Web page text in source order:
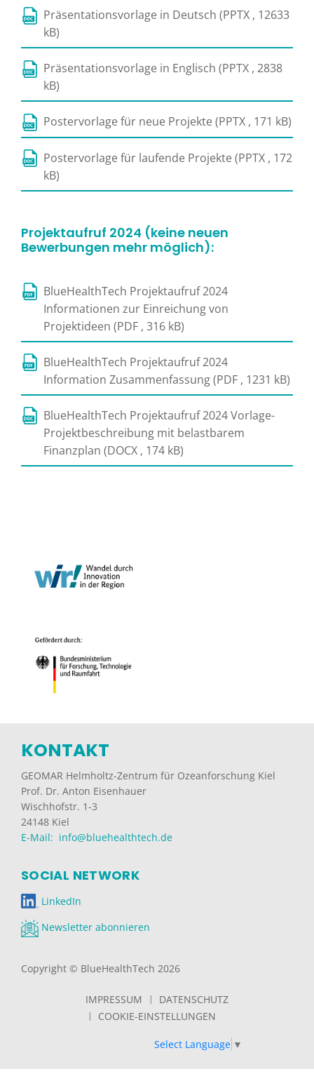
Präsentationsvorlage in Deutsch (PPTX , 12633
kB)
Präsentationsvorlage in Englisch (PPTX , 2838
kB)
Postervorlage für neue Projekte (PPTX , 171 kB)
Postervorlage für laufende Projekte (PPTX , 172
kB)
Projektaufruf 2024 (keine neuen
Bewerbungen mehr möglich):
BlueHealthTech Projektaufruf 2024
Informationen zur Einreichung von
Projektideen (PDF , 316 kB)
BlueHealthTech Projektaufruf 2024
Information Zusammenfassung (PDF , 1231 kB)
BlueHealthTech Projektaufruf 2024 Vorlage-
Projektbeschreibung mit belastbarem
Finanzplan (DOCX , 174 kB)
KONTAKT
GEOMAR Helmholtz-Zentrum für Ozeanforschung Kiel
Prof. Dr. Anton Eisenhauer
Wischhofstr. 1-3
24148 Kiel
E-Mail: info@bluehealthtech.de
SOCIAL NETWORK
LinkedIn
Newsletter abonnieren
Copyright © BlueHealthTech 2026
IMPRESSUM
DATENSCHUTZ
COOKIE-EINSTELLUNGEN
Select Language ▼